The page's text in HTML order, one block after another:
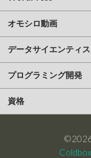
オモシロ動画
データサイエンティ
プログラミング開発
資格